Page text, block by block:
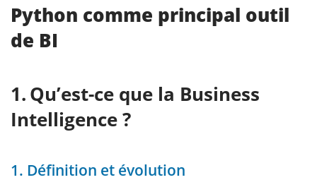
Python comme principal outil
de BI
Qu’est-ce que la Business
Intelligence ?
1. Définition et évolution